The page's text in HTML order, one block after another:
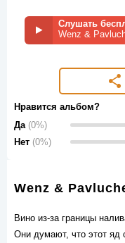
Нравится альбом?
Да (0%)
Нет (0%)
Wenz &
Вино из-за границы
Они думают, что этот яд